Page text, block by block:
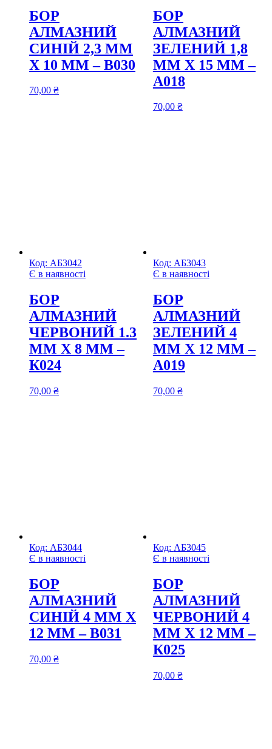
БОР
АЛМАЗНИЙ
СИНІЙ 2,3 ММ
Х 10 ММ – В030
70,00 ₴
БОР
АЛМАЗНИЙ
ЗЕЛЕНИЙ 1,8
ММ Х 15 ММ –
A018
70,00 ₴
Код: АБ3042
Є в наявності
БОР
АЛМАЗНИЙ
ЧЕРВОНИЙ 1.3
ММ Х 8 ММ –
К024
70,00 ₴
Код: АБ3043
Є в наявності
БОР
АЛМАЗНИЙ
ЗЕЛЕНИЙ 4
ММ Х 12 ММ –
А019
70,00 ₴
Код: АБ3044
Є в наявності
БОР
АЛМАЗНИЙ
СИНІЙ 4 ММ Х
12 ММ – В031
70,00 ₴
Код: АБ3045
Є в наявності
БОР
АЛМАЗНИЙ
ЧЕРВОНИЙ 4
ММ Х 12 ММ –
К025
70,00 ₴